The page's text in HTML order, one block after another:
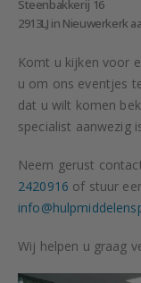
Steenbakkerij 16
2913LJ in Nieuwerkerk
Komt u kijken voor
u om ons eventjes
dat u wilt komen
specialist aanwezig
Neem gerust
2420916 of stuur
Wij helpen u graag